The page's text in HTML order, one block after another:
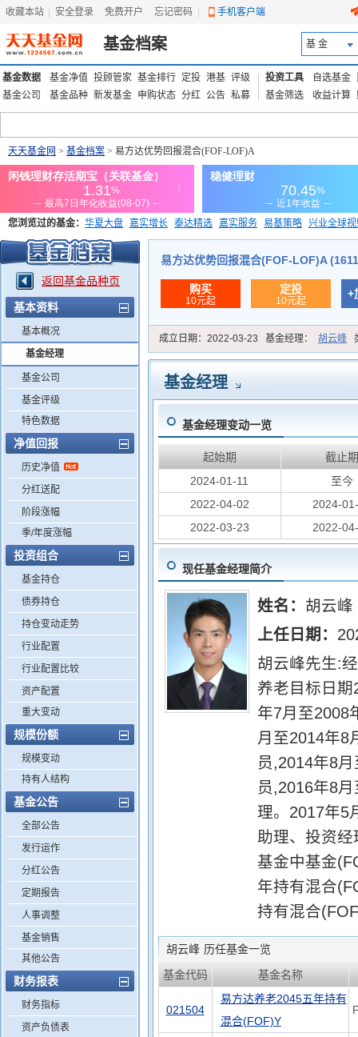
收藏本站 安全登录 免费开户 忘记密码 手机客户端
基金档案 基 金
基金数据 基金净值 投顾管家 基金排行 定投 港基 评级
基金公司
基金品种 新发基金 申购状态 分红 公告 私募
投资工具 自选基金
基金筛选
收益计算
天天基金网 > 基金档案 > 易方达优势回报混合(FOF-LOF)A
您浏览过的基金： 华夏大盘 嘉实增长 泰达精选 嘉实服务 易基策略 兴业全球
添富优势 华安宏利 上证180价值ETF
返回基金品种页
基本资料
基本概况
基金经理
基金公司
基金评级
特色数据
净值回报
历史净值
分红送配
阶段涨幅
季/年度涨幅
投资组合
基金持仓
债券持仓
持仓变动走势
行业配置
行业配置比较
资产配置
重大变动
规模份额
规模变动
持有人结构
基金公告
全部公告
发行运作
分红公告
定期报告
人事调整
基金销售
其他公告
财务报表
财务指标
资产负债表
易方达优势回报混合(FOF-LOF)A
购买
10元起
定投
10元起
+
成立日期： 2022-03-23 基金经理： 胡云峰
基金经理
基金经理变动一览
起始期
截止期
2024-01-11
至今
2022-04-02
2024-
2022-03-23
2022-
现任基金经理简介
姓名： 胡云峰
上任日期：
胡云峰先生:
养老目标日
年7月至2008
月至2014年8
员,2014年8
员,2016年8
理。2017年5
助理、投资
基金中基金
年持有混合
持有混合
胡云峰 历任基金一览
基金代码
基金名称
021504
易方达养老2045五年持有
混合(FOF)Y